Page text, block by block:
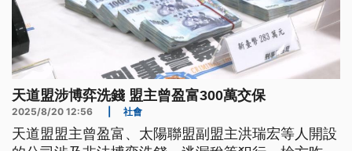
天道盟涉博弈洗錢 盟主曾盈富300萬交保
2025/8/20 12:56 社會
天道盟盟主曾盈富、太陽聯盟副盟主洪瑞宏等人開設